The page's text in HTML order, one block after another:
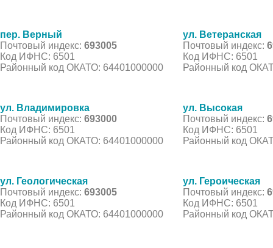
пер. Верный
Почтовый индекс: 693005
Код ИФНС: 6501
Районный код ОКАТО: 64401000000
ул. Ветеранская
Почтовый индекс:
Код ИФНС: 6501
Районный код
ул. Владимировка
Почтовый индекс: 693000
Код ИФНС: 6501
Районный код ОКАТО: 64401000000
ул. Высокая
Почтовый индекс:
Код ИФНС: 6501
Районный код
ул. Геологическая
Почтовый индекс: 693005
Код ИФНС: 6501
Районный код ОКАТО: 64401000000
ул. Героическая
Почтовый индекс:
Код ИФНС: 6501
Районный код